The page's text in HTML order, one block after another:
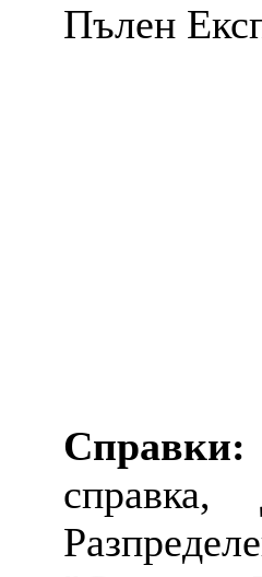
Пълен
Справки: